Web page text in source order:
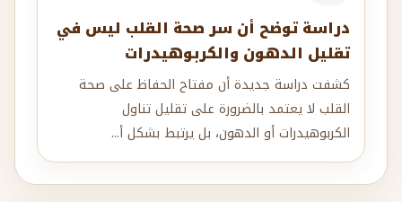
دراسة توضح أن سر صحة القلب ليس في
تقليل الدهون والكربوهيدرات
كشفت دراسة جديدة أن مفتاح الحفاظ على صحة
القلب لا يعتمد بالضرورة على تقليل تناول
الكربوهيدرات أو الدهون، بل يرتبط بشكل أ...